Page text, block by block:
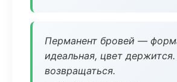
Перманент бровей —
идеальная, цвет
возвращаться.